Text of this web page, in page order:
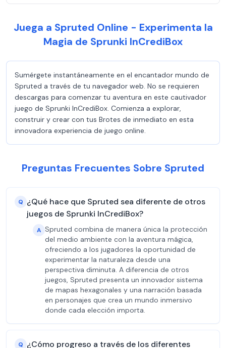
Juega a Spruted Online - Experimenta la
Magia de Sprunki InCrediBox
Sumérgete instantáneamente en el encantador mundo de
Spruted a través de tu navegador web. No se requieren
descargas para comenzar tu aventura en este cautivador
juego de Sprunki InCrediBox. Comienza a explorar,
construir y crear con tus Brotes de inmediato en esta
innovadora experiencia de juego online.
Preguntas Frecuentes Sobre Spruted
Q ¿Qué hace que Spruted sea diferente de otros
juegos de Sprunki InCrediBox?
A Spruted combina de manera única la protección
del medio ambiente con la aventura mágica,
ofreciendo a los jugadores la oportunidad de
experimentar la naturaleza desde una
perspectiva diminuta. A diferencia de otros
juegos, Spruted presenta un innovador sistema
de mapas hexagonales y una narración basada
en personajes que crea un mundo inmersivo
donde cada elección importa.
Q ¿Cómo progreso a través de los diferentes